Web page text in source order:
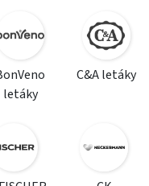
letáky
C&A letáky